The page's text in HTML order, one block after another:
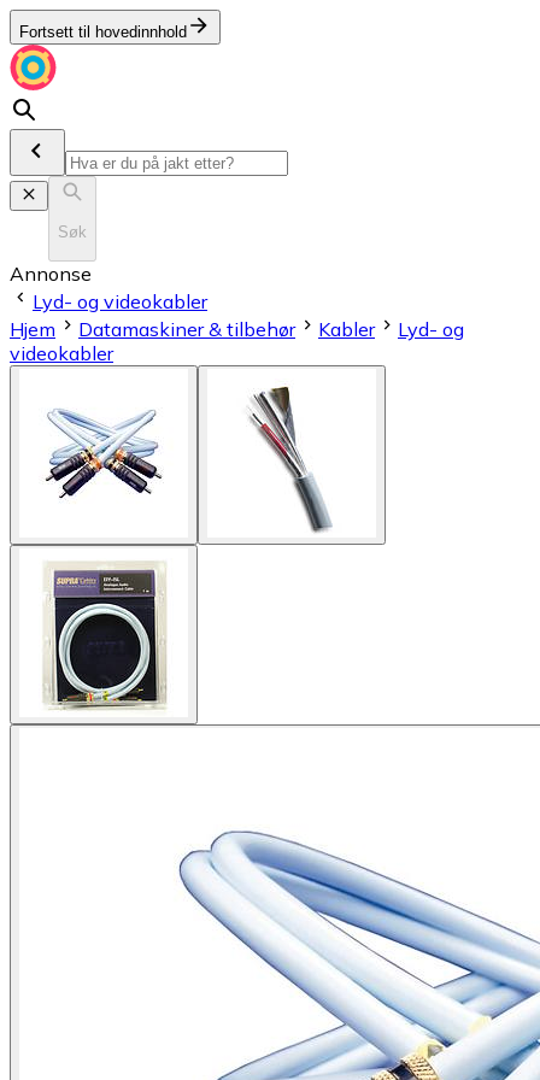
Fortsett til hovedinnhold
Søk
Annonse
Lyd- og videokabler
Hjem
Datamaskiner & tilbehør Kabler
Lyd- og
videokabler